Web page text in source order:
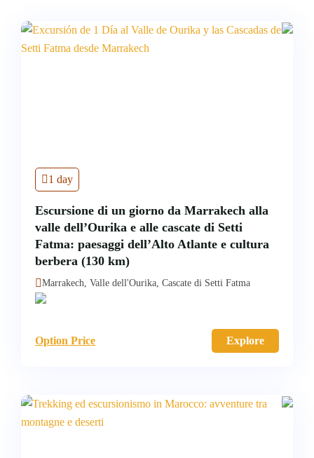
1 day
Escursione di un giorno da Marrakech alla
valle dell’Ourika e alle cascate di Setti
Fatma: paesaggi dell’Alto Atlante e cultura
berbera (130 km)
Marrakech, Valle dell'Ourika, Cascate di Setti Fatma
Option Price Explore